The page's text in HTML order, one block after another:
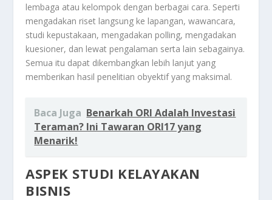
lembaga atau kelompok dengan berbagai cara. Seperti
mengadakan riset langsung ke lapangan, wawancara,
studi kepustakaan, mengadakan polling, mengadakan
kuesioner, dan lewat pengalaman serta lain sebagainya.
Semua itu dapat dikembangkan lebih lanjut yang
memberikan hasil penelitian obyektif yang maksimal.
Baca Juga Benarkah ORI Adalah Investasi
Teraman? Ini Tawaran ORI17 yang
Menarik!
ASPEK STUDI KELAYAKAN
BISNIS